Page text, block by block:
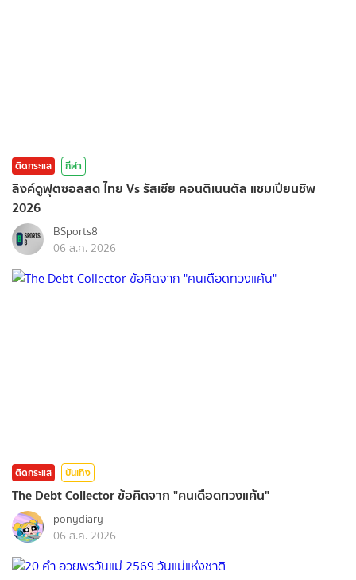
ติดกระแส กีฬา
ลิงค์ดูฟุตซอลสด ไทย Vs รัสเซีย คอนติเนนตัล แชมเปียนชิพ
2026
BSports8
06 ส.ค. 2026
ติดกระแส บันเทิง
The Debt Collector ข้อคิดจาก "คนเดือดทวงแค้น"
ponydiary
06 ส.ค. 2026